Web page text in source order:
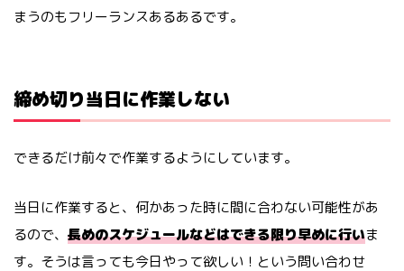
まうのもフリーランスあるあるです。
締め切り当日に作業しない
できるだけ前々で作業するようにしています。
当日に作業すると、何かあった時に間に合わない可能性があ
るので、 長めのスケジュールなどはできる限り早めに行いま
す。そうは言っても今日やって欲しい！という問い合わせ